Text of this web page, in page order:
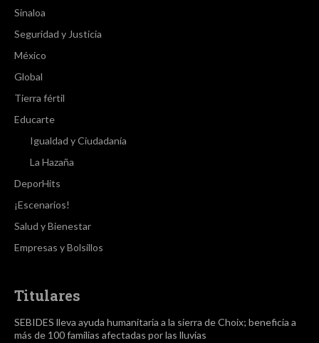
Sinaloa
Seguridad y Justicia
México
Global
Tierra fértil
Educarte
Igualdad y Ciudadanía
La Hazaña
DeporHits
¡Escenarios!
Salud y Bienestar
Empresas y Bolsillos
Titulares
SEBIDES lleva ayuda humanitaria a la sierra de Choix; beneficia a
más de 100 familias afectadas por las lluvias